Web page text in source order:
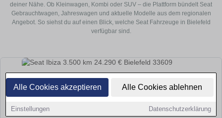
Alle Cookies akzeptieren Alle Cookies ablehnen
Einstellungen Datenschutzerklärung
deiner Nähe. Ob Kleinwagen, Kombi oder SUV – die Plattform bündelt Seat
Gebrauchtwagen, Jahreswagen und aktuelle Modelle aus dem regionalen
Angebot. So siehst du auf einen Blick, welche Seat Fahrzeuge in Bielefeld
verfügbar sind.